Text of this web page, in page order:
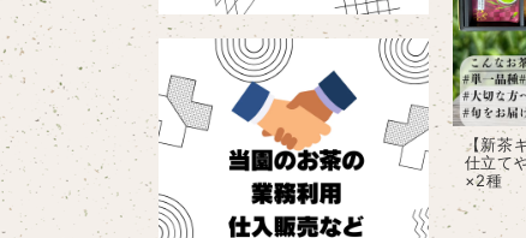
【新茶
仕立て
×2種